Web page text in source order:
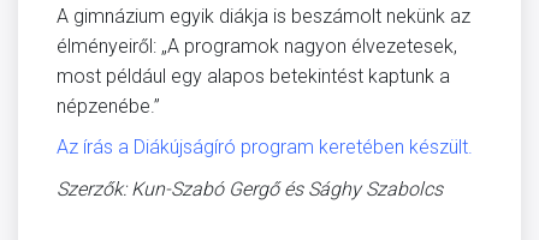
A gimnázium egyik diákja is beszámolt nekünk az
élményeiről: „A programok nagyon élvezetesek,
most például egy alapos betekintést kaptunk a
népzenébe.”
Az írás a Diákújságíró program keretében készült.
Szerzők: Kun-Szabó Gergő és Sághy Szabolcs